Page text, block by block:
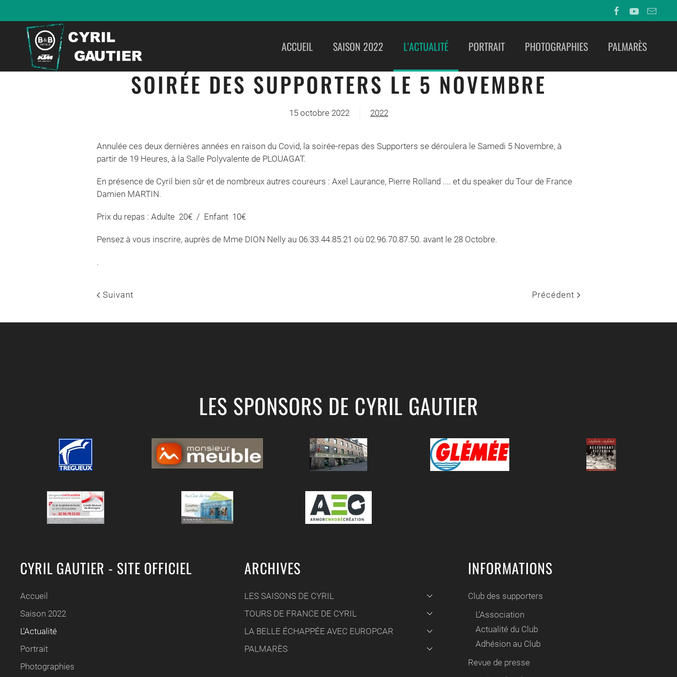
ACCUEIL SAISON 2022 L'ACTUALITÉ PORTRAIT PHOTOGRAPHIES PALMARÈS
SOIRÉE DES SUPPORTERS LE 5 NOVEMBRE
15 octobre 2022 2022
Annulée ces deux dernières années en raison du Covid, la soirée-repas des Supporters se déroulera le Samedi 5 Novembre, à
partir de 19 Heures, à la Salle Polyvalente de PLOUAGAT.
En présence de Cyril bien sûr et de nombreux autres coureurs : Axel Laurance, Pierre Rolland .... et du speaker du Tour de France
Damien MARTIN.
Prix du repas : Adulte 20€ / Enfant 10€
Pensez à vous inscrire, auprès de Mme DION Nelly au 06.33.44.85.21 où 02.96.70.87.50. avant le 28 Octobre.
.
Suivant Précédent
LES SPONSORS DE CYRIL GAUTIER
CYRIL GAUTIER - SITE OFFICIEL
Accueil
Saison 2022
L'Actualité
Portrait
Photographies
ARCHIVES
LES SAISONS DE CYRIL
TOURS DE FRANCE DE CYRIL
LA BELLE ÉCHAPPÉE AVEC EUROPCAR
PALMARÈS
INFORMATIONS
Club des supporters
L'Association
Actualité du Club
Adhésion au Club
Revue de presse